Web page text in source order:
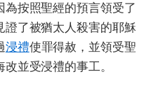
按照聖經的預言領受了
了被猶太人殺害的耶穌
浸禮使罪得赦，並領受聖
並受浸禮的事工。